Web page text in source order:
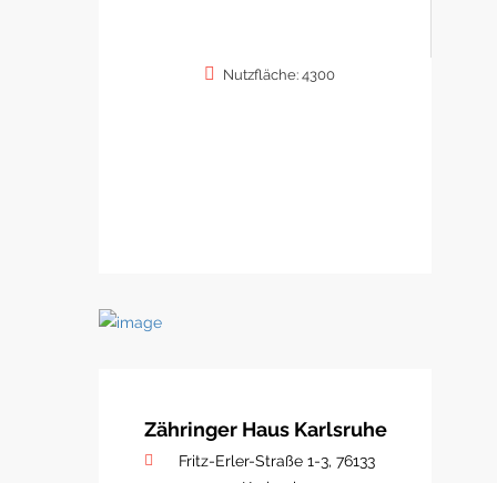
Nutzfläche: 4300
Zähringer Haus Karlsruhe
Fritz-Erler-Straße 1-3, 76133